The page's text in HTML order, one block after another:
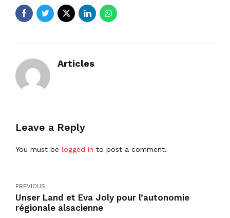
Articles
Leave a Reply
You must be logged in to post a comment.
PREVIOUS
Unser Land et Eva Joly pour l’autonomie
régionale alsacienne